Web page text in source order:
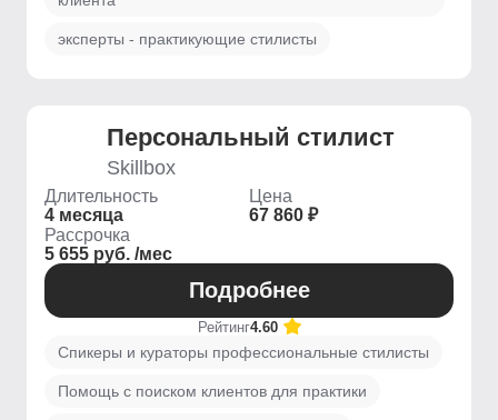
эксперты - практикующие стилисты
Персональный стилист
Skillbox
Длительность
4 месяца
Цена
67 860 ₽
Рассрочка
5 655 руб. /мес
Подробнее
Рейтинг4.60
Спикеры и кураторы профессиональные стилисты
Помощь с поиском клиентов для практики